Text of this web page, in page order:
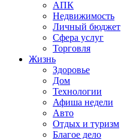
АПК
Недвижимость
Личный бюджет
Сфера услуг
Торговля
Жизнь
Здоровье
Дом
Технологии
Афиша недели
Авто
Отдых и туризм
Благое дело